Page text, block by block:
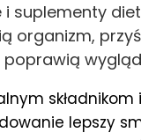
i suplementy
organizm,
poprawią
lepszy